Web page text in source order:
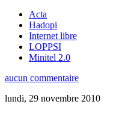
Acta
Hadopi
Internet libre
LOPPSI
Minitel 2.0
aucun commentaire
lundi, 29 novembre 2010